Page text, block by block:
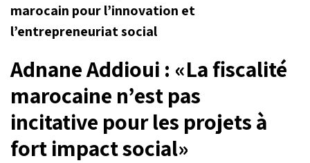
marocain pour l’innovation et
l’entrepreneuriat social
Adnane Addioui : «La fiscalité
marocaine n’est pas
incitative pour les projets à
fort impact social»